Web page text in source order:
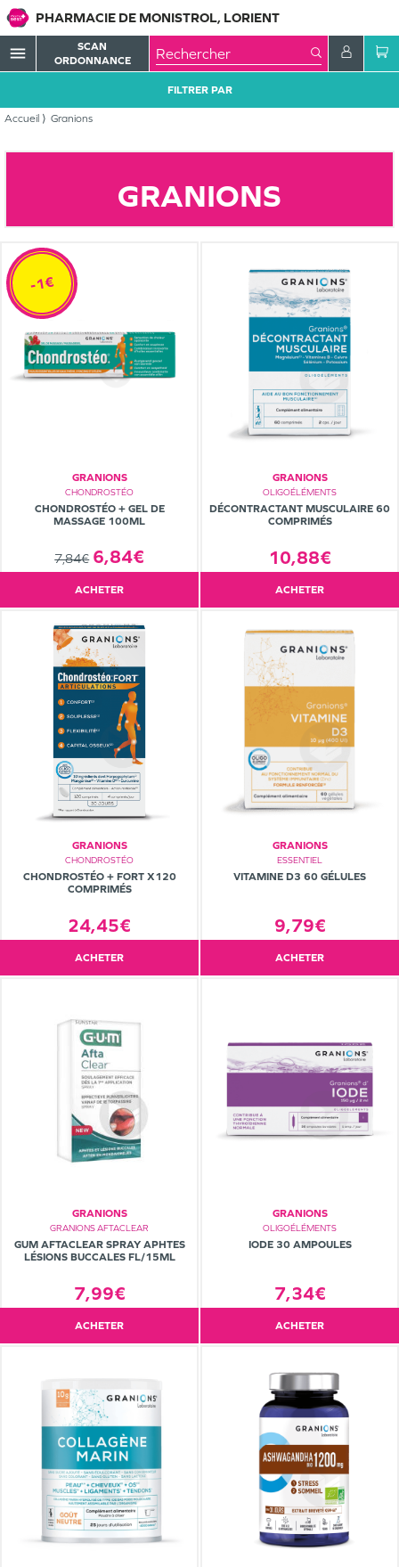
PHARMACIE DE MONISTROL, LORIENT
menu
SCAN
ORDONNANCE
Accueil Granions
FILTRER PAR
GRANIONS
GRANIONS
CHONDROSTÉO
CHONDROSTÉO + GEL DE
MASSAGE 100ML
7,84€ 6,84€
-1€
ACHETER
GRANIONS
OLIGOÉLÉMENTS
DÉCONTRACTANT MUSCULAIRE 60
COMPRIMÉS
10,88€
ACHETER
GRANIONS
CHONDROSTÉO
CHONDROSTÉO + FORT X120
COMPRIMÉS
24,45€
ACHETER
GRANIONS
ESSENTIEL
VITAMINE D3 60 GÉLULES
9,79€
ACHETER
GRANIONS
GRANIONS AFTACLEAR
GUM AFTACLEAR SPRAY APHTES
LÉSIONS BUCCALES FL/15ML
7,99€
ACHETER
GRANIONS
OLIGOÉLÉMENTS
IODE 30 AMPOULES
7,34€
ACHETER